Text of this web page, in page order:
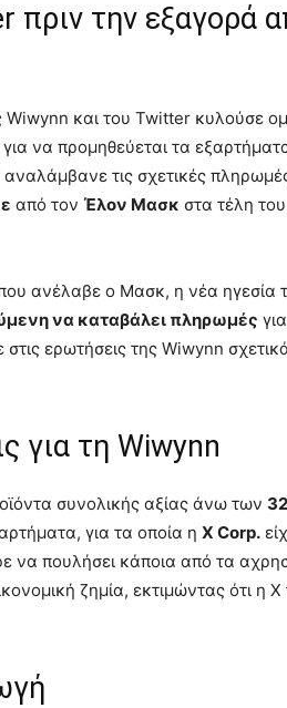
πριν την εξαγορά
Wiwynn και του Twitter κυλούσε
να προμηθεύεται τα
τις σχετικές
από τον Έλον Μασκ στα τέλη
ανέλαβε ο Μασκ, η νέα ηγεσία
να καταβάλει πληρωμές
ερωτήσεις της Wiwynn
για τη Wiwynn
συνολικής αξίας άνω των
για τα οποία η X Corp.
να πουλήσει κάποια από τα
ζημία, εκτιμώντας ότι η X